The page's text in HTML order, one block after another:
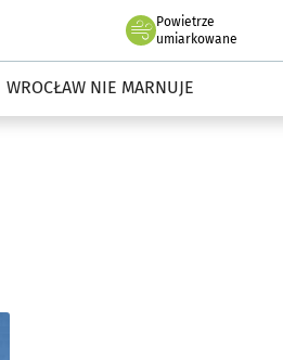
Powietrze
we Wrocławiu
umiarkowane
WROCŁAW NIE MARNUJE